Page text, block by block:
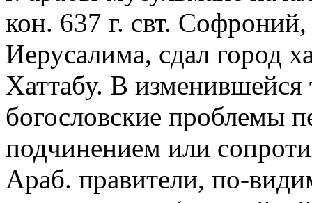
кон. 637 г. свт.
Иерусалима, сдал город
Хаттабу. В изменившейся
богословские проблемы
подчинением или
Араб. правители, по-